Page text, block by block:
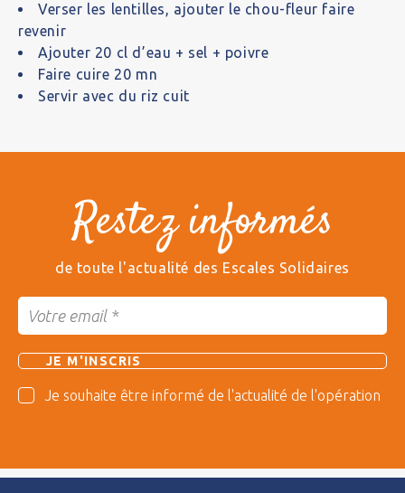
Verser les lentilles, ajouter le chou-fleur faire
revenir
Ajouter 20 cl d’eau + sel + poivre
Faire cuire 20 mn
Servir avec du riz cuit
Restez informés
de toute l'actualité des Escales Solidaires
Je souhaite être informé de l'actualité de l'opération